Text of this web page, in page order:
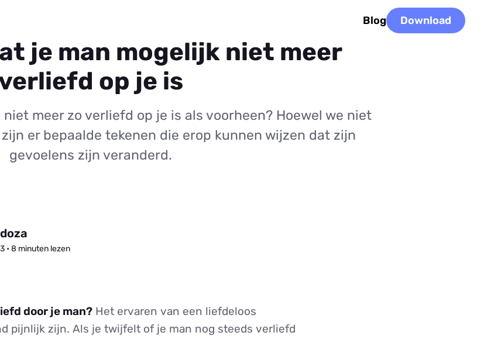
Blog Download
je man mogelijk niet meer
op je is
meer zo verliefd op je is als voorheen? Hoewel we niet
er bepaalde tekenen die erop kunnen wijzen dat zijn
gevoelens zijn veranderd.
• 8 minuten lezen
door je man? Het ervaren van een liefdeloos
pijnlijk zijn. Als je twijfelt of je man nog steeds verliefd